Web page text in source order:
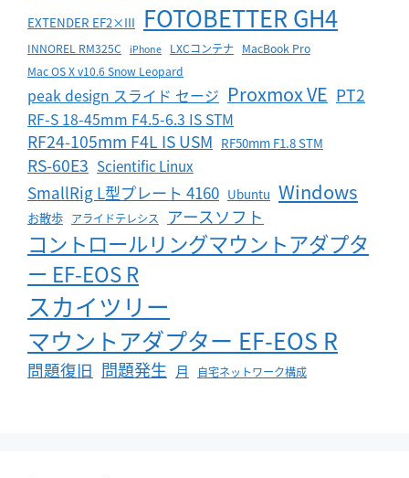
EXTENDER EF2×III FOTOBETTER GH4
INNOREL RM325C iPhone LXCコンテナ MacBook Pro
Mac OS X v10.6 Snow Leopard
peak design スライド セージ Proxmox VE PT2
RF-S 18-45mm F4.5-6.3 IS STM
RF24-105mm F4L IS USM RF50mm F1.8 STM
RS-60E3 Scientific Linux
SmallRig L型プレート 4160 Ubuntu Windows
お散歩 アライドテレシス アースソフト
コントロールリングマウントアダプタ
ー EF-EOS R
スカイツリー
マウントアダプター EF-EOS R
問題復旧 問題発生 月 自宅ネットワーク構成